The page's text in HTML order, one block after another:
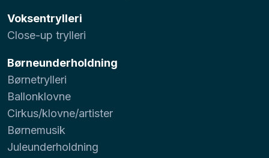
Voksentrylleri
Close-up trylleri
Børneunderholdning
Børnetrylleri
Ballonklovne
Cirkus/klovne/artister
Børnemusik
Juleunderholdning